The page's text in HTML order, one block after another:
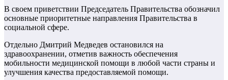
В своем приветствии Председатель Правительства обозначил
основные приоритетные направления Правительства в
социальной сфере.
Отдельно Дмитрий Медведев остановился на
здравоохранении, отметив важность обеспечения
мобильности медицинской помощи в любой части страны и
улучшения качества предоставляемой помощи.